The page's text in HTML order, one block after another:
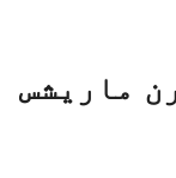
ماریشس